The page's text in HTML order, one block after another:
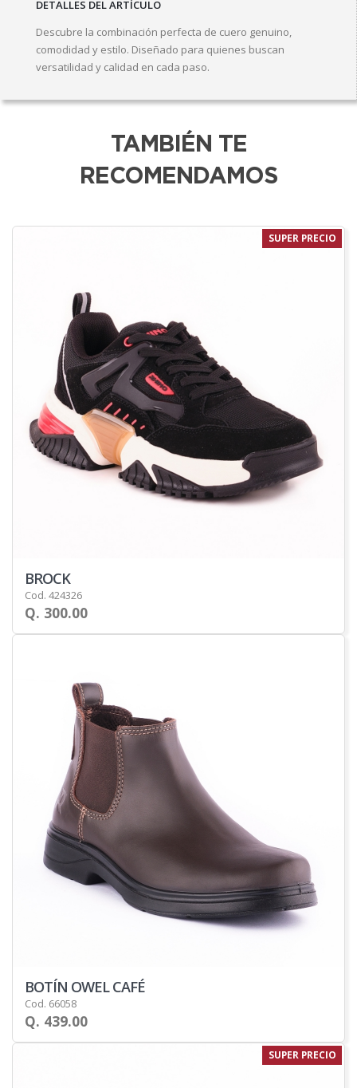
DETALLES DEL ARTÍCULO
Descubre la combinación perfecta de cuero genuino,
comodidad y estilo. Diseñado para quienes buscan
versatilidad y calidad en cada paso.
TAMBIÉN TE
RECOMENDAMOS
SUPER PRECIO
BROCK
Cod. 424326
Q. 300.00
BOTÍN OWEL CAFÉ
Cod. 66058
Q. 439.00
SUPER PRECIO